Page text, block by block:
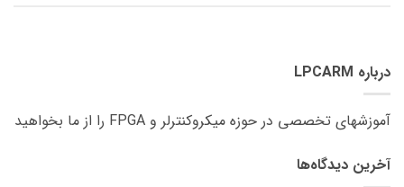
درباره LPCARM
آموزشهای تخصصی در حوزه میکروکنترلر و FPGA را از ما بخواهید
آخرین دیدگاه‌ها